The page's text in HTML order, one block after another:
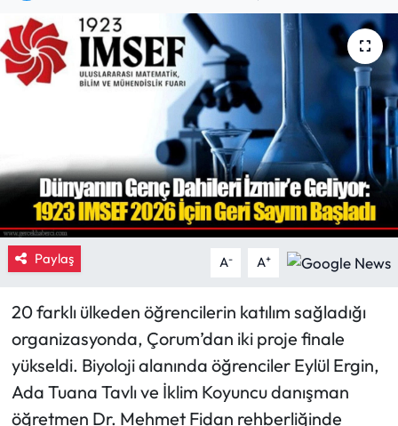
Paylaş A- A+
20 farklı ülkeden öğrencilerin katılım sağladığı
organizasyonda, Çorum’dan iki proje finale
yükseldi. Biyoloji alanında öğrenciler Eylül Ergin,
Ada Tuana Tavlı ve İklim Koyuncu danışman
öğretmen Dr. Mehmet Fidan rehberliğinde
Dodurga Haberleri
Eğitim
Güncel
İskilip Haberleri
Kargı Haberleri
Kimdir?
Kültür Sanat
Laçin Haberleri
Haber Arşivi